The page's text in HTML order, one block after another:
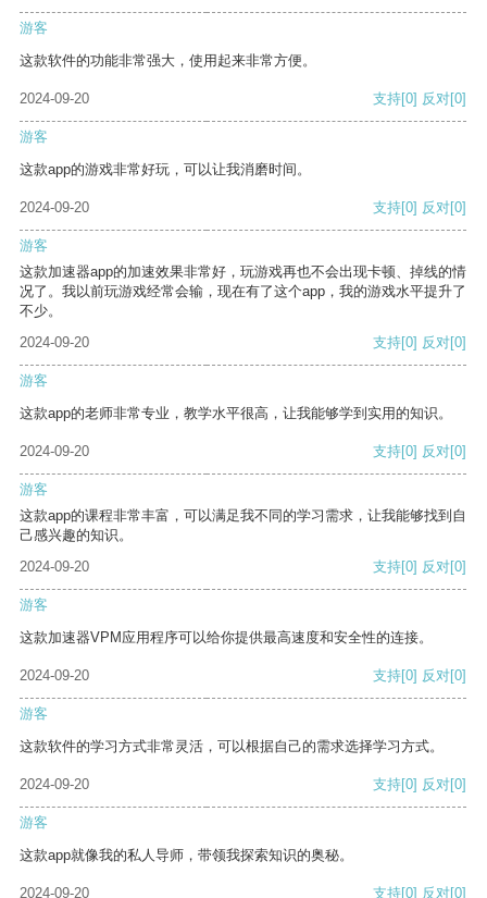
游客
这款软件的功能非常强大，使用起来非常方便。
2024-09-20 支持[0] 反对[0]
游客
这款app的游戏非常好玩，可以让我消磨时间。
2024-09-20 支持[0] 反对[0]
游客
这款加速器app的加速效果非常好，玩游戏再也不会出现卡顿、掉线的情
况了。我以前玩游戏经常会输，现在有了这个app，我的游戏水平提升了
不少。
2024-09-20
支持[0] 反对[0]
游客
这款app的老师非常专业，教学水平很高，让我能够学到实用的知识。
2024-09-20 支持[0] 反对[0]
游客
这款app的课程非常丰富，可以满足我不同的学习需求，让我能够找到自
己感兴趣的知识。
2024-09-20
支持[0] 反对[0]
游客
这款加速器VPM应用程序可以给你提供最高速度和安全性的连接。
2024-09-20 支持[0] 反对[0]
游客
这款软件的学习方式非常灵活，可以根据自己的需求选择学习方式。
2024-09-20 支持[0] 反对[0]
游客
这款app就像我的私人导师，带领我探索知识的奥秘。
2024-09-20 支持[0] 反对[0]